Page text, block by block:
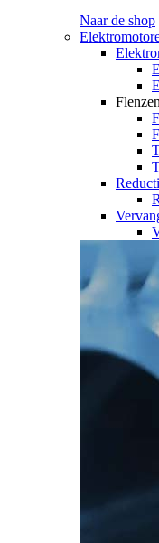
Naar de shop